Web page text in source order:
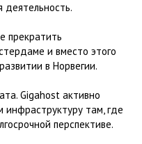
деятельность.
прекратить
и вместо этого
в Норвегии.
Gigahost активно
инфраструктуру там, где
перспективе.